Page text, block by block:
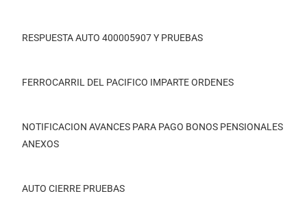
RESPUESTA AUTO 400005907 Y PRUEBAS
FERROCARRIL DEL PACIFICO IMPARTE ORDENES
NOTIFICACION AVANCES PARA PAGO BONOS PENSIONALES
ANEXOS
AUTO CIERRE PRUEBAS